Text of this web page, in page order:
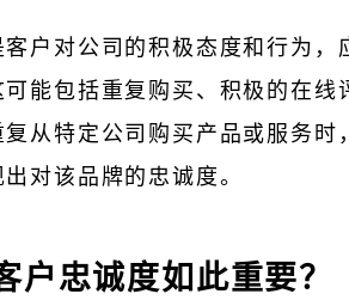
户对公司的积极态度和行为，
能包括重复购买、积极的在线
从特定公司购买产品或服务时
对该品牌的忠诚度。
户忠诚度如此重要？